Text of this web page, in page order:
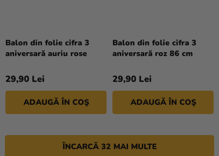
Balon din folie cifra 3
aniversară auriu rose
29,90 Lei
ADAUGĂ ÎN COŞ
Balon din folie cifra 3
aniversară roz 86 cm
29,90 Lei
ADAUGĂ ÎN COŞ
ÎNCARCĂ 32 MAI MULTE